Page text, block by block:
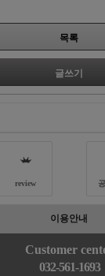
목록
글쓰기
review
이용안내
Customer
032-561-1693